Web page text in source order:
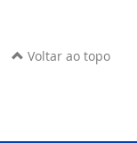
Voltar ao topo